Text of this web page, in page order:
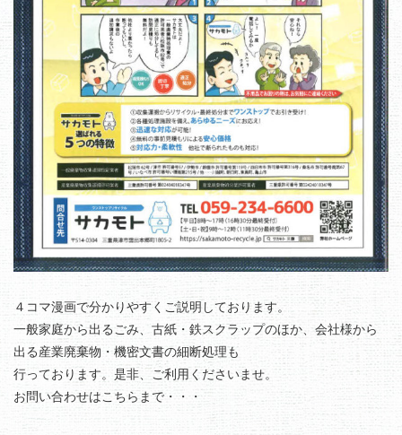
４コマ漫画で分かりやすくご説明しております。
一般家庭から出るごみ、古紙・鉄スクラップのほか、会社様から
出る産業廃棄物・機密文書の細断処理も
行っております。是非、ご利用くださいませ。
お問い合わせはこちらまで・・・